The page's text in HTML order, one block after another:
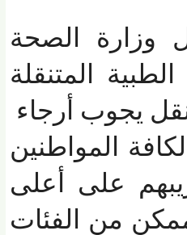
الصحة
المتنقلة
مركز متنقل يجوب أرجاء
المواطنين
على أعلى
من الفئات